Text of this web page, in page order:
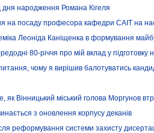
дня народження Романа Кігеля
на посаду професора кафедри САІТ на
Леоніда Каніщенка в формування
80-річчя про мій вклад у підготовку
чому я вирішив балотуватись
як Вінницький міський голова Моргунов
з оновлення корпусу деканів
реформування системи захисту